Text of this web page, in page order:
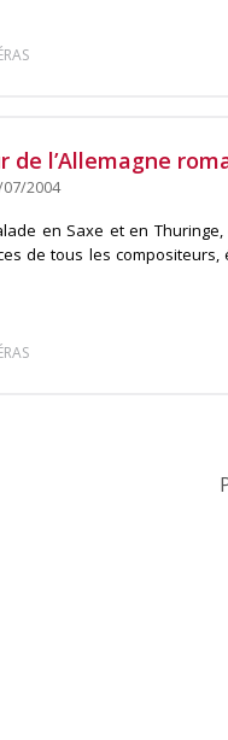
de l’Allemagne
2004
en Saxe et en
de tous les compositeurs,